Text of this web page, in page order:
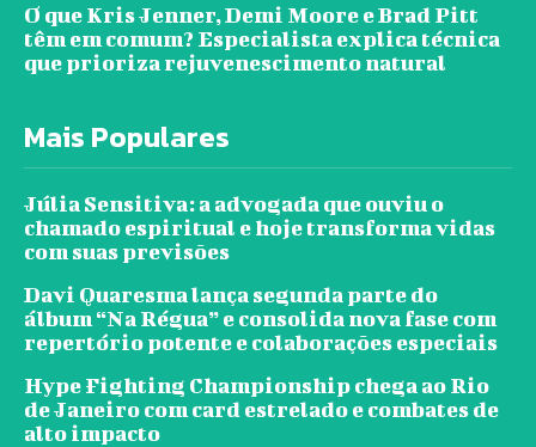
O que Kris Jenner, Demi Moore e Brad Pitt
têm em comum? Especialista explica técnica
que prioriza rejuvenescimento natural
Mais Populares
Júlia Sensitiva: a advogada que ouviu o
chamado espiritual e hoje transforma vidas
com suas previsões
Davi Quaresma lança segunda parte do
álbum “Na Régua” e consolida nova fase com
repertório potente e colaborações especiais
Hype Fighting Championship chega ao Rio
de Janeiro com card estrelado e combates de
alto impacto